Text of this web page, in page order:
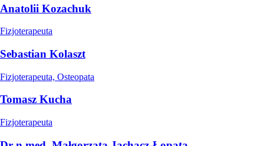
Anatolii Kozachuk
Fizjoterapeuta
Sebastian Kolaszt
Fizjoterapeuta, Osteopata
Tomasz Kucha
Fizjoterapeuta